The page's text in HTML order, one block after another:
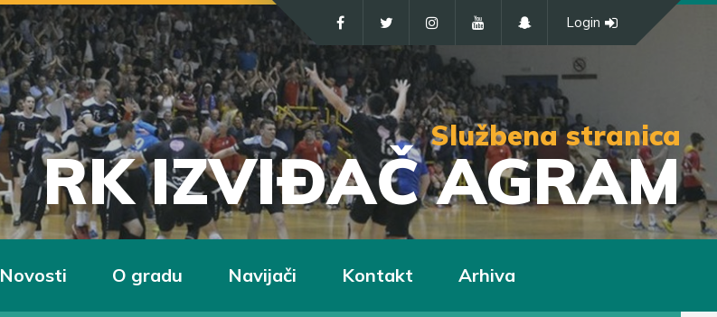
Službena stranica
RK IZVIĐAČ AGRAM
Login
Novosti O gradu Navijači Kontakt Arhiva